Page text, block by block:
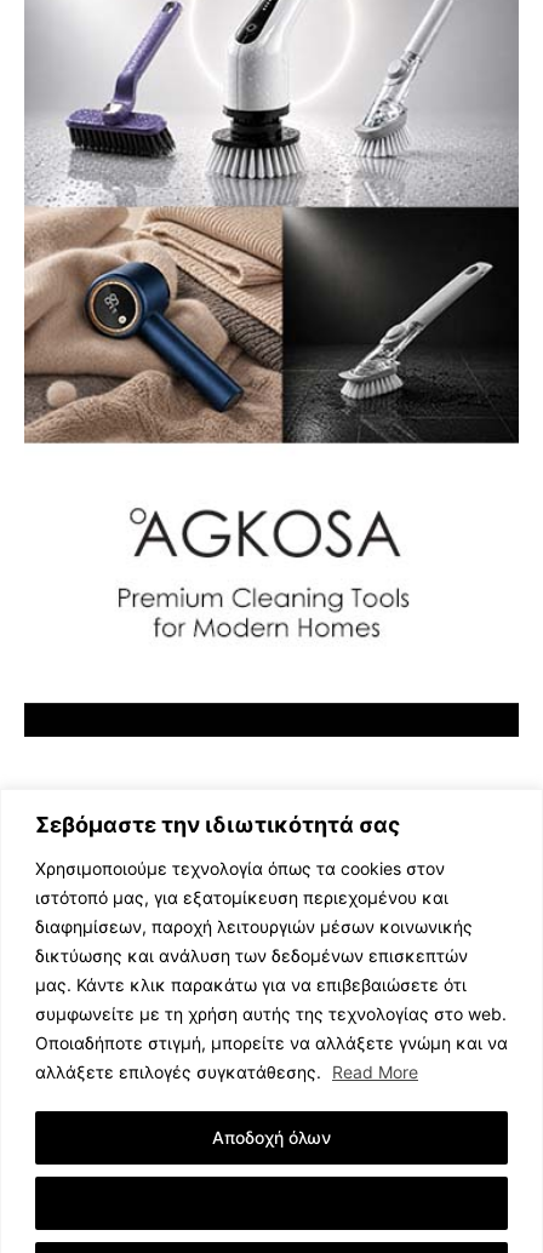
Σεβόμαστε την ιδιωτικότητά σας
Χρησιμοποιούμε τεχνολογία όπως τα cookies στον
ιστότοπό μας, για εξατομίκευση περιεχομένου και
διαφημίσεων, παροχή λειτουργιών μέσων κοινωνικής
δικτύωσης και ανάλυση των δεδομένων επισκεπτών
μας. Κάντε κλικ παρακάτω για να επιβεβαιώσετε ότι
συμφωνείτε με τη χρήση αυτής της τεχνολογίας στο web.
Οποιαδήποτε στιγμή, μπορείτε να αλλάξετε γνώμη και να
αλλάξετε επιλογές συγκατάθεσης.
Read More
Αποδοχή όλων
ΕΛΛΗΝΙΚΗ ΜΟΥΣΙΚΗ
TV SHOWS
EVENTS
ΘΕΑΤΡΟ
ΔΙΑΓΩΝΙΣΜΟΙ
STOA CULTURA
ΣΥΝΕΝΤΕΥΞΕΙΣ